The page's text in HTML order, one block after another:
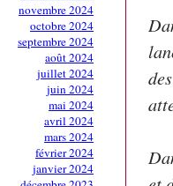
novembre 2024
octobre 2024
septembre 2024
août 2024
juillet 2024
juin 2024
mai 2024
avril 2024
mars 2024
février 2024
janvier 2024